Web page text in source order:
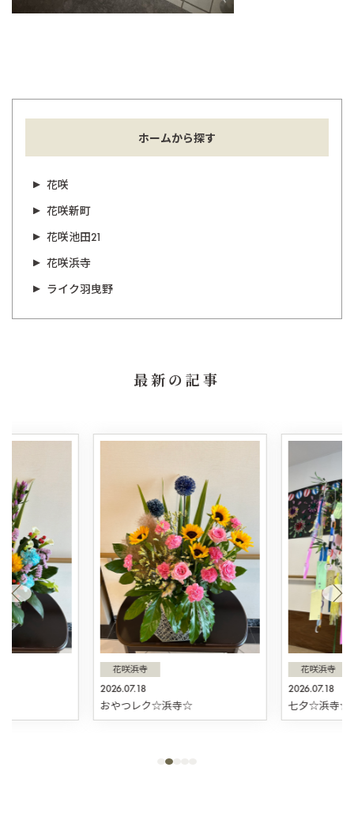
ホームから探す
花咲
花咲新町
花咲池田21
花咲浜寺
ライク羽曳野
最新の記事
2026.07.18
花咲浜寺
おやつレク☆浜寺☆
2026.07.18
花咲浜寺
七夕☆浜寺☆